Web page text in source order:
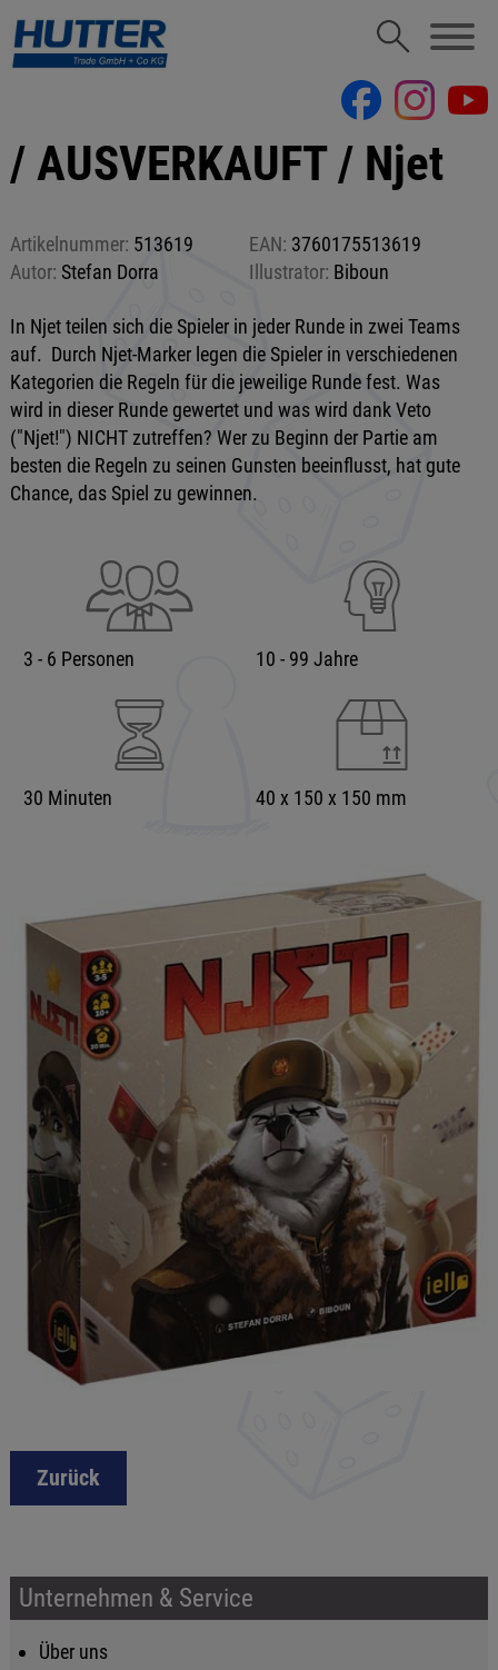
/ AUSVERKAUFT / Njet
Artikelnummer: 513619 EAN: 3760175513619
Autor: Stefan Dorra Illustrator: Biboun
In Njet teilen sich die Spieler in jeder Runde in zwei Teams
auf. Durch Njet-Marker legen die Spieler in verschiedenen
Kategorien die Regeln für die jeweilige Runde fest. Was
wird in dieser Runde gewertet und was wird dank Veto
("Njet!") NICHT zutreffen? Wer zu Beginn der Partie am
besten die Regeln zu seinen Gunsten beeinflusst, hat gute
Chance, das Spiel zu gewinnen.
3 - 6 Personen 10 - 99 Jahre
30 Minuten 40 x 150 x 150 mm
Zurück
Unternehmen & Service
Über uns